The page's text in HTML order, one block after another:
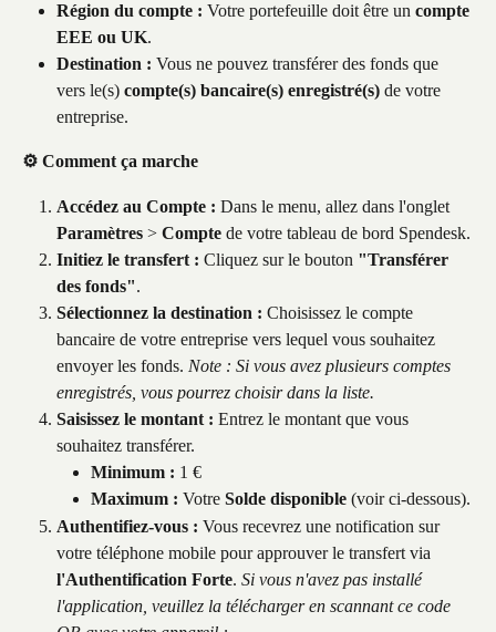
Région du compte : Votre portefeuille doit être un compte
EEE ou UK.
Destination : Vous ne pouvez transférer des fonds que
vers le(s) compte(s) bancaire(s) enregistré(s) de votre
entreprise.
⚙️ Comment ça marche
Accédez au Compte : Dans le menu, allez dans l'onglet
Paramètres > Compte de votre tableau de bord Spendesk.
Initiez le transfert : Cliquez sur le bouton "Transférer
des fonds".
Sélectionnez la destination : Choisissez le compte
bancaire de votre entreprise vers lequel vous souhaitez
envoyer les fonds. Note : Si vous avez plusieurs comptes
enregistrés, vous pourrez choisir dans la liste.
Saisissez le montant : Entrez le montant que vous
souhaitez transférer.
Minimum : 1 €
Maximum : Votre Solde disponible (voir ci-dessous).
Authentifiez-vous : Vous recevrez une notification sur
votre téléphone mobile pour approuver le transfert via
l'Authentification Forte. Si vous n'avez pas installé
l'application, veuillez la télécharger en scannant ce code